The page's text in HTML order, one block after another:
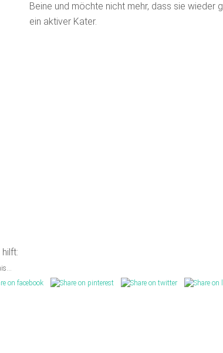
Beine und möchte nicht mehr, dass sie wieder
ein aktiver Kater.